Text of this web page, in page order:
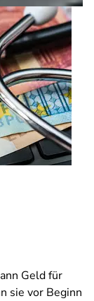
Geld für
sie vor Beginn